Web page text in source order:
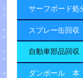
サーフボード処
スプレー缶回
自動車部品回収
ダンボール